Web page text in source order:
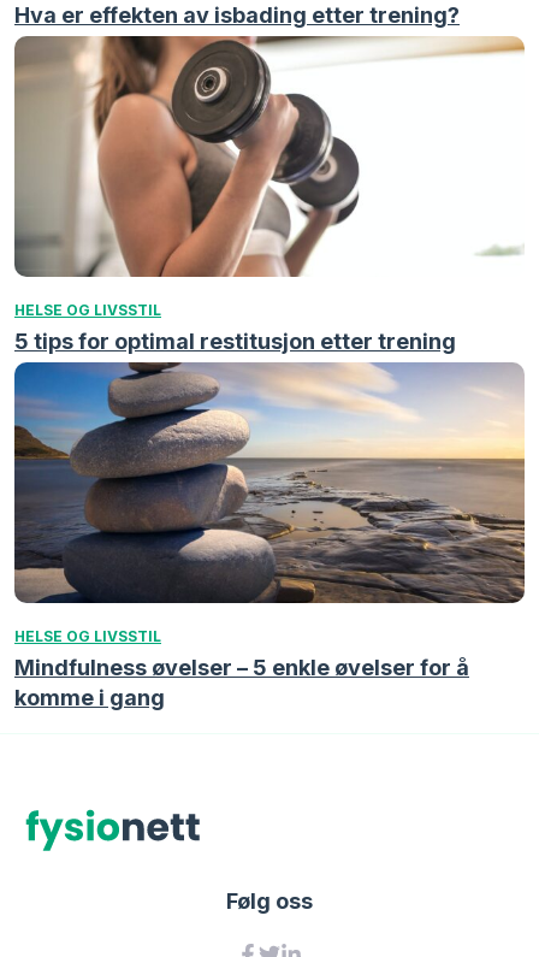
Hva er effekten av isbading etter trening?
HELSE OG LIVSSTIL
5 tips for optimal restitusjon etter trening
HELSE OG LIVSSTIL
Mindfulness øvelser – 5 enkle øvelser for å
komme i gang
Følg oss